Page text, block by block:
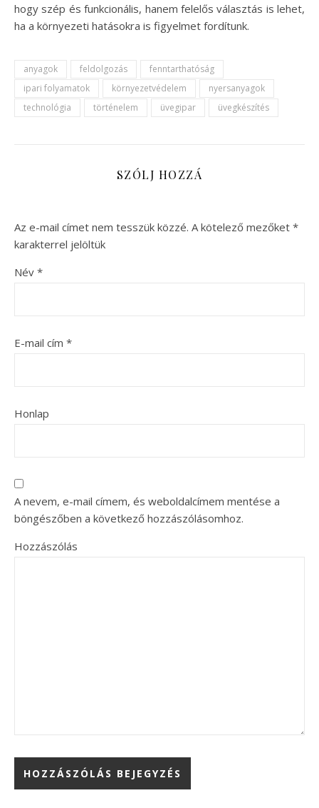
hogy szép és funkcionális, hanem felelős választás is lehet,
ha a környezeti hatásokra is figyelmet fordítunk.
anyagok feldolgozás
fenntarthatóság
ipari folyamatok
környezetvédelem
nyersanyagok
technológia
történelem üvegipar üvegkészítés
SZÓLJ HOZZÁ
Az e-mail címet nem tesszük közzé. A kötelező mezőket *
karakterrel jelöltük
Név *
E-mail cím *
Honlap
A nevem, e-mail címem, és weboldalcímem mentése a
böngészőben a következő hozzászólásomhoz.
Hozzászólás